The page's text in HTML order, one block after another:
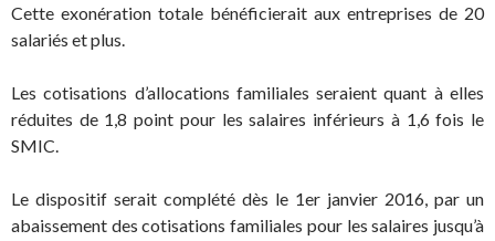
Cette exonération totale bénéficierait aux entreprises de 20
salariés et plus.
Les cotisations d’allocations familiales seraient quant à elles
réduites de 1,8 point pour les salaires inférieurs à 1,6 fois le
SMIC.
Le dispositif serait complété dès le 1er janvier 2016, par un
abaissement des cotisations familiales pour les salaires jusqu’à